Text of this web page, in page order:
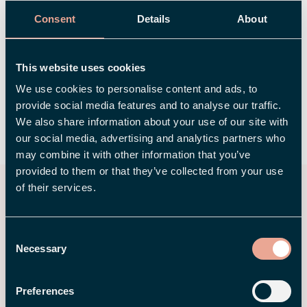
Consent Details About
This website uses cookies
We use cookies to personalise content and ads, to
provide social media features and to analyse our traffic.
We also share information about your use of our site with
our social media, advertising and analytics partners who
may combine it with other information that you’ve
provided to them or that they’ve collected from your use
of their services.
Selection
Necessary
Preferences
Nu söker vi användare som vill vara bland de
intresse för att testa appen.
Våra senaste nyheter